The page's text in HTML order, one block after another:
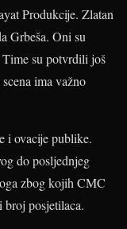
Produkcije. Zlatan
Grbeša. Oni su
su potvrdili još
ima važno
i ovacije publike.
do posljednjeg
zbog kojih CMC
posjetilaca.